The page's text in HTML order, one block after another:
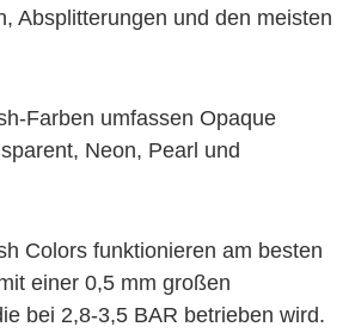
Absplitterungen und den meisten
Farben umfassen Opaque
Neon, Pearl und
Colors funktionieren am besten
einer 0,5 mm großen
bei 2,8-3,5 BAR betrieben wird.